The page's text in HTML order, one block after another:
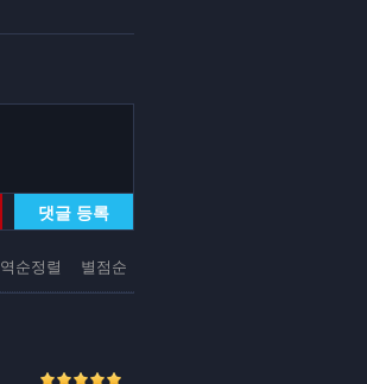
댓글 등록
역순정렬 별점순